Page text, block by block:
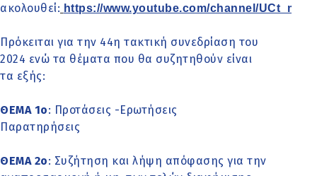
ακολουθεί: https://www.youtube.com/channel/
Πρόκειται για την 44η τακτική συνεδρίαση του
2024 ενώ τα θέματα που θα συζητηθούν είναι
τα εξής:
ΘΕΜΑ 1o: Προτάσεις -Ερωτήσεις
Παρατηρήσεις
ΘΕΜΑ 2o: Συζήτηση και λήψη απόφασης για την